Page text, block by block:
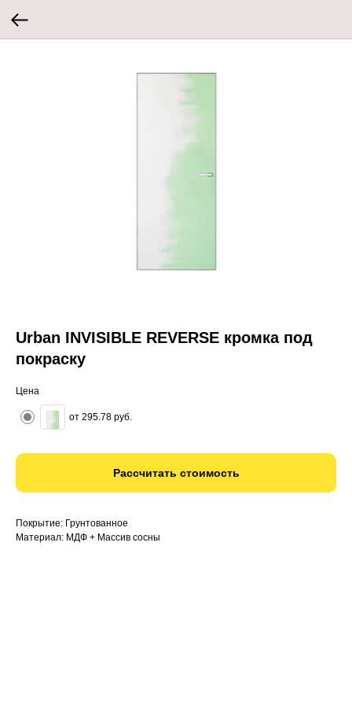
Urban INVISIBLE REVERSE кромка под
покраску
Цена
от 295.78 руб.
Рассчитать стоимость
Покрытие: Грунтованное
Материал: МДФ + Массив сосны